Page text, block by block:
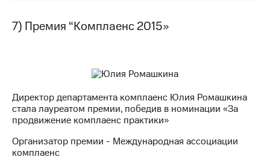
7) Премия “Комплаенс 2015»
Директор департамента комплаенс Юлия Ромашкина
стала лауреатом премии, победив в номинации «За
продвижение комплаенс практики»
Организатор премии - Международная ассоциации
комплаенс